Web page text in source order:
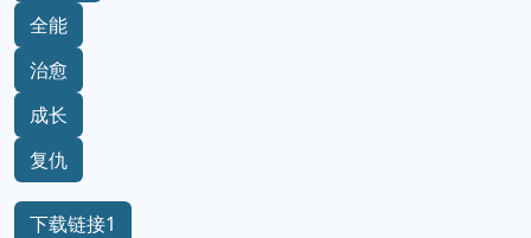
全能
治愈
成长
复仇
下载链接1